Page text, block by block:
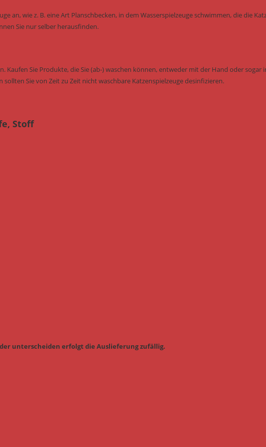
an, wie z. B. eine Art Planschbecken, in dem Wasserspielzeuge schwimmen, die die
Sie nur selber herausfinden.
Kaufen Sie Produkte, die Sie (ab-) waschen können, entweder mit der Hand oder sogar
Sie von Zeit zu Zeit nicht waschbare Katzenspielzeuge desinfizieren.
Stoff
unterscheiden erfolgt die Auslieferung zufällig.